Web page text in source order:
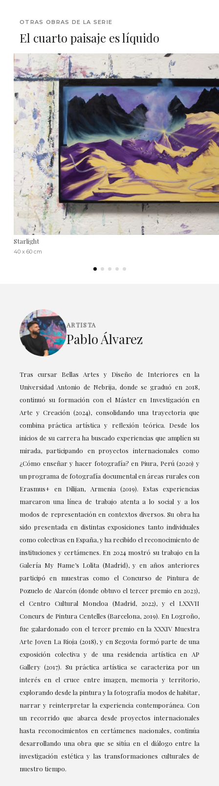
OTRAS OBRAS DE LA SERIE
El cuarto paisaje es líquido
Starlight
40 x 60 cm
ARTISTA
Pablo Álvarez
Tras cursar Bellas Artes y Diseño de Interiores en la
Universidad Antonio de Nebrija, donde se graduó en 2018,
continuó su formación con el Máster en Investigación en
Arte y Creación (2024), consolidando una trayectoria que
combina práctica artística y reflexión teórica. Desde los
inicios de su carrera ha buscado experiencias que amplíen su
mirada, participando en proyectos internacionales como
¿Cómo enseñar y hacer fotografía? en Piura, Perú (2020) y
un programa de fotografía documental en áreas rurales con
Erasmus+ en Dilijan, Armenia (2019). Estas experiencias
marcaron una línea de trabajo atenta a lo social y a los
modos de representación en contextos diversos. Su obra ha
sido presentada en distintas exposiciones tanto individuales
como colectivas en España, y ha recibido el reconocimiento de
instituciones y certámenes. En 2024 mostró su trabajo en la
Galería My Name’s Lolita (Madrid), y en años anteriores
participó en muestras como el Concurso de Pintura de
Pozuelo de Alarcón (donde obtuvo el tercer premio en 2023),
el Centro Cultural Moncloa (Madrid, 2022), y el LXXVII
Concurs de Pintura Centelles (Barcelona, 2019). En Logroño,
fue galardonado con el tercer premio en la XXXIV Muestra
Arte Joven La Rioja (2018), y en Segovia formó parte de una
exposición colectiva y de una residencia artística en AP
Gallery (2017). Su práctica artística se caracteriza por un
interés en el cruce entre imagen, memoria y territorio,
explorando desde la pintura y la fotografía modos de habitar,
narrar y reinterpretar la experiencia contemporánea. Con
un recorrido que abarca desde proyectos internacionales
hasta reconocimientos en certámenes nacionales, continúa
desarrollando una obra que se sitúa en el diálogo entre la
investigación estética y las transformaciones culturales de
nuestro tiempo.